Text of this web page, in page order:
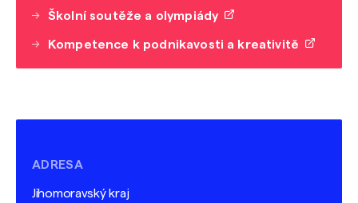
Školní soutěže a olympiády
Kompetence k podnikavosti a kreativitě
ADRESA
Jihomoravský kraj